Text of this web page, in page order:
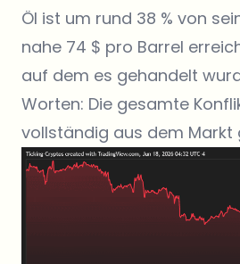
Öl ist um rund 38 % von
nahe 74 $ pro Barrel
auf dem es gehandelt
Worten: Die gesamte
vollständig aus dem Markt